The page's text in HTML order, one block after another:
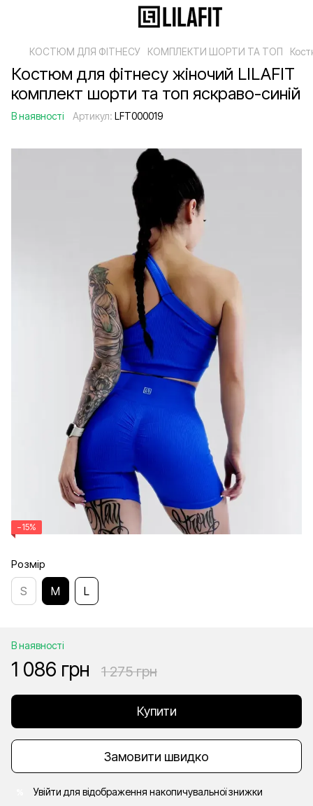
КОСТЮМ ДЛЯ ФІТНЕСУ КОМПЛЕКТИ ШОРТИ ТА ТОП
Костюм для фітнесу жіночий LILAFIT
комплект шорти та топ яскраво-синій
В наявності Артикул: LFT000019
−15%
Розмір
S M L
В наявності
1 086 грн 1 275 грн
Купити
Замовити швидко
Увійти для відображення накопичувальної знижки